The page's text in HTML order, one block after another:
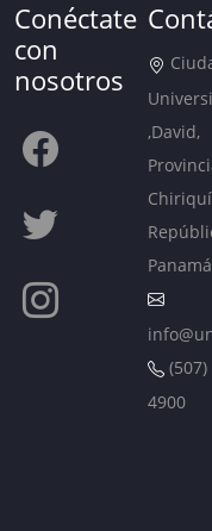
Conéctate
con
nosotros
,David,
(507)
4900